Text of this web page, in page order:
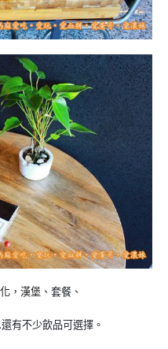
，漢堡 、套餐 、
有不少飲品可選擇 。